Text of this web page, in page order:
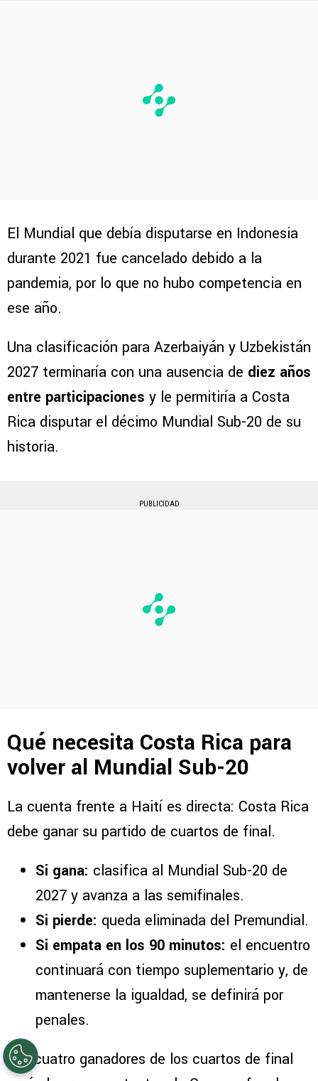
El Mundial que debía disputarse en Indonesia
durante 2021 fue cancelado debido a la
pandemia, por lo que no hubo competencia en
ese año.
Una clasificación para Azerbaiyán y Uzbekistán
2027 terminaría con una ausencia de diez años
entre participaciones y le permitiría a Costa
Rica disputar el décimo Mundial Sub-20 de su
historia.
PUBLICIDAD
Qué necesita Costa Rica para
volver al Mundial Sub-20
La cuenta frente a Haití es directa: Costa Rica
debe ganar su partido de cuartos de final.
Si gana: clasifica al Mundial Sub-20 de
2027 y avanza a las semifinales.
Si pierde: queda eliminada del Premundial.
Si empata en los 90 minutos: el encuentro
continuará con tiempo suplementario y, de
mantenerse la igualdad, se definirá por
penales.
Los cuatro ganadores de los cuartos de final